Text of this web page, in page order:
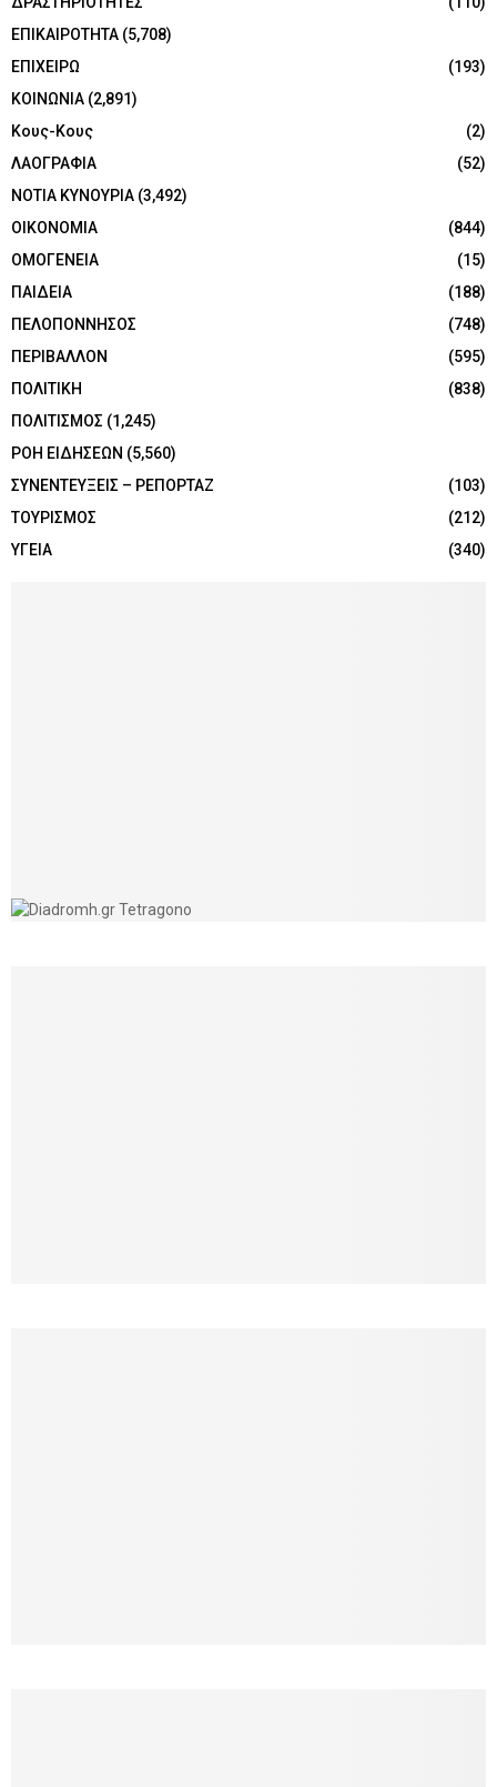
ΕΠΙΚΑΙΡΟΤΗΤΑ (5,708)
ΕΠΙΧΕΙΡΩ
(193)
ΚΟΙΝΩΝΙΑ (2,891)
Κους-Κους
(2)
ΛΑΟΓΡΑΦΙΑ
(52)
ΝΟΤΙΑ ΚΥΝΟΥΡΙΑ (3,492)
ΟΙΚΟΝΟΜΙΑ
(844)
ΟΜΟΓΕΝΕΙΑ
(15)
ΠΑΙΔΕΙΑ
(188)
ΠΕΛΟΠΟΝΝΗΣΟΣ
(748)
ΠΕΡΙΒΑΛΛΟΝ
(595)
ΠΟΛΙΤΙΚΗ
(838)
ΠΟΛΙΤΙΣΜΟΣ (1,245)
ΡΟΗ ΕΙΔΗΣΕΩΝ (5,560)
ΣΥΝΕΝΤΕΥΞΕΙΣ – ΡΕΠΟΡΤΑΖ
(103)
ΤΟΥΡΙΣΜΟΣ
(212)
ΥΓΕΙΑ
(340)